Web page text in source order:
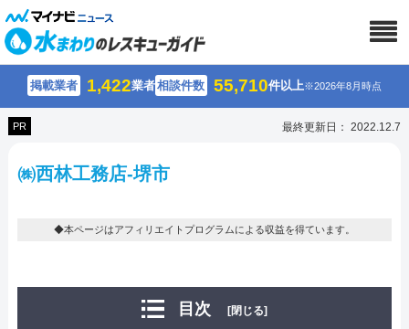
掲載業者 1,422業者相談件数 55,710件以上※2026年8月時点
PR 最終更新日： 2022.12.7
㈱西林工務店-堺市
◆本ページはアフィリエイトプログラムによる収益を得ています。
目次 [閉じる]